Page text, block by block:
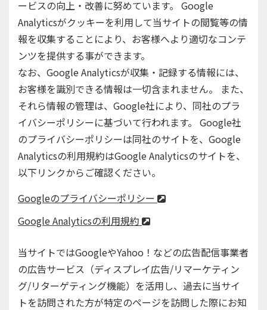
ービスの向上・改善に努めています。 Google
Analyticsがクッキーを利用して当サイトの閲覧等の情
報を収集することにより、お客様へより適切なコンテ
ンツを提供する事ができます。
なお、Google Analyticsが収集・記録する情報には、
お客様を識別できる情報は一切含まれません。 また、
それら情報の管理は、Google社により、同社のプラ
イバシーポリシーに基づいて行われます。 Google社
のプライバシーポリシーは同社のサイトを、Google
Analyticsの利用規約はGoogle Analyticsのサイトを、
以下リンクからご確認ください。
Googleのプライバシーポリシー
Google Analyticsの利用規約
当サイトではGoogleやYahoo！などの広告配信事業者
の広告サービス（ディスプレイ広告/リマーケティン
グ/リターゲティング機能）を活用し、過去に当サイ
トを訪問された方が特定のページを訪問した際にお知